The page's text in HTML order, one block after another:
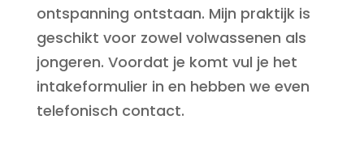
ontspanning ontstaan. Mijn praktijk is
geschikt voor zowel volwassenen als
jongeren. Voordat je komt vul je het
intakeformulier in en hebben we even
telefonisch contact.